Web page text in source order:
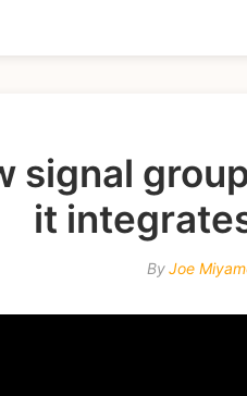
signal
it
ByJoe